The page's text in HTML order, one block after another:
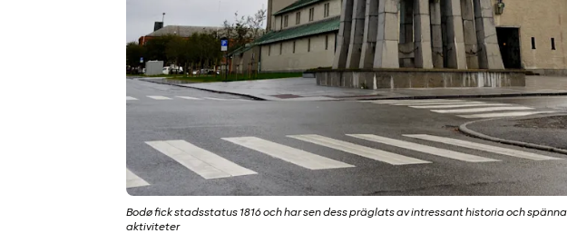
Bodø fick stadsstatus 1816 och har sen dess präglats av intressant historia och
aktiviteter